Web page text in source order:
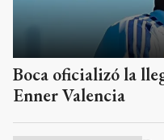
Boca oficializó la
Enner Valencia